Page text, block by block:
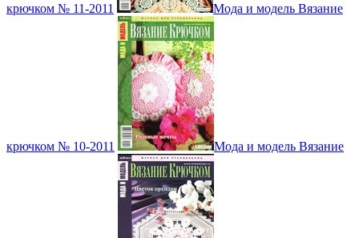
крючком № 11-2011 Мода и модель Вязание
крючком № 10-2011 Мода и модель Вязание